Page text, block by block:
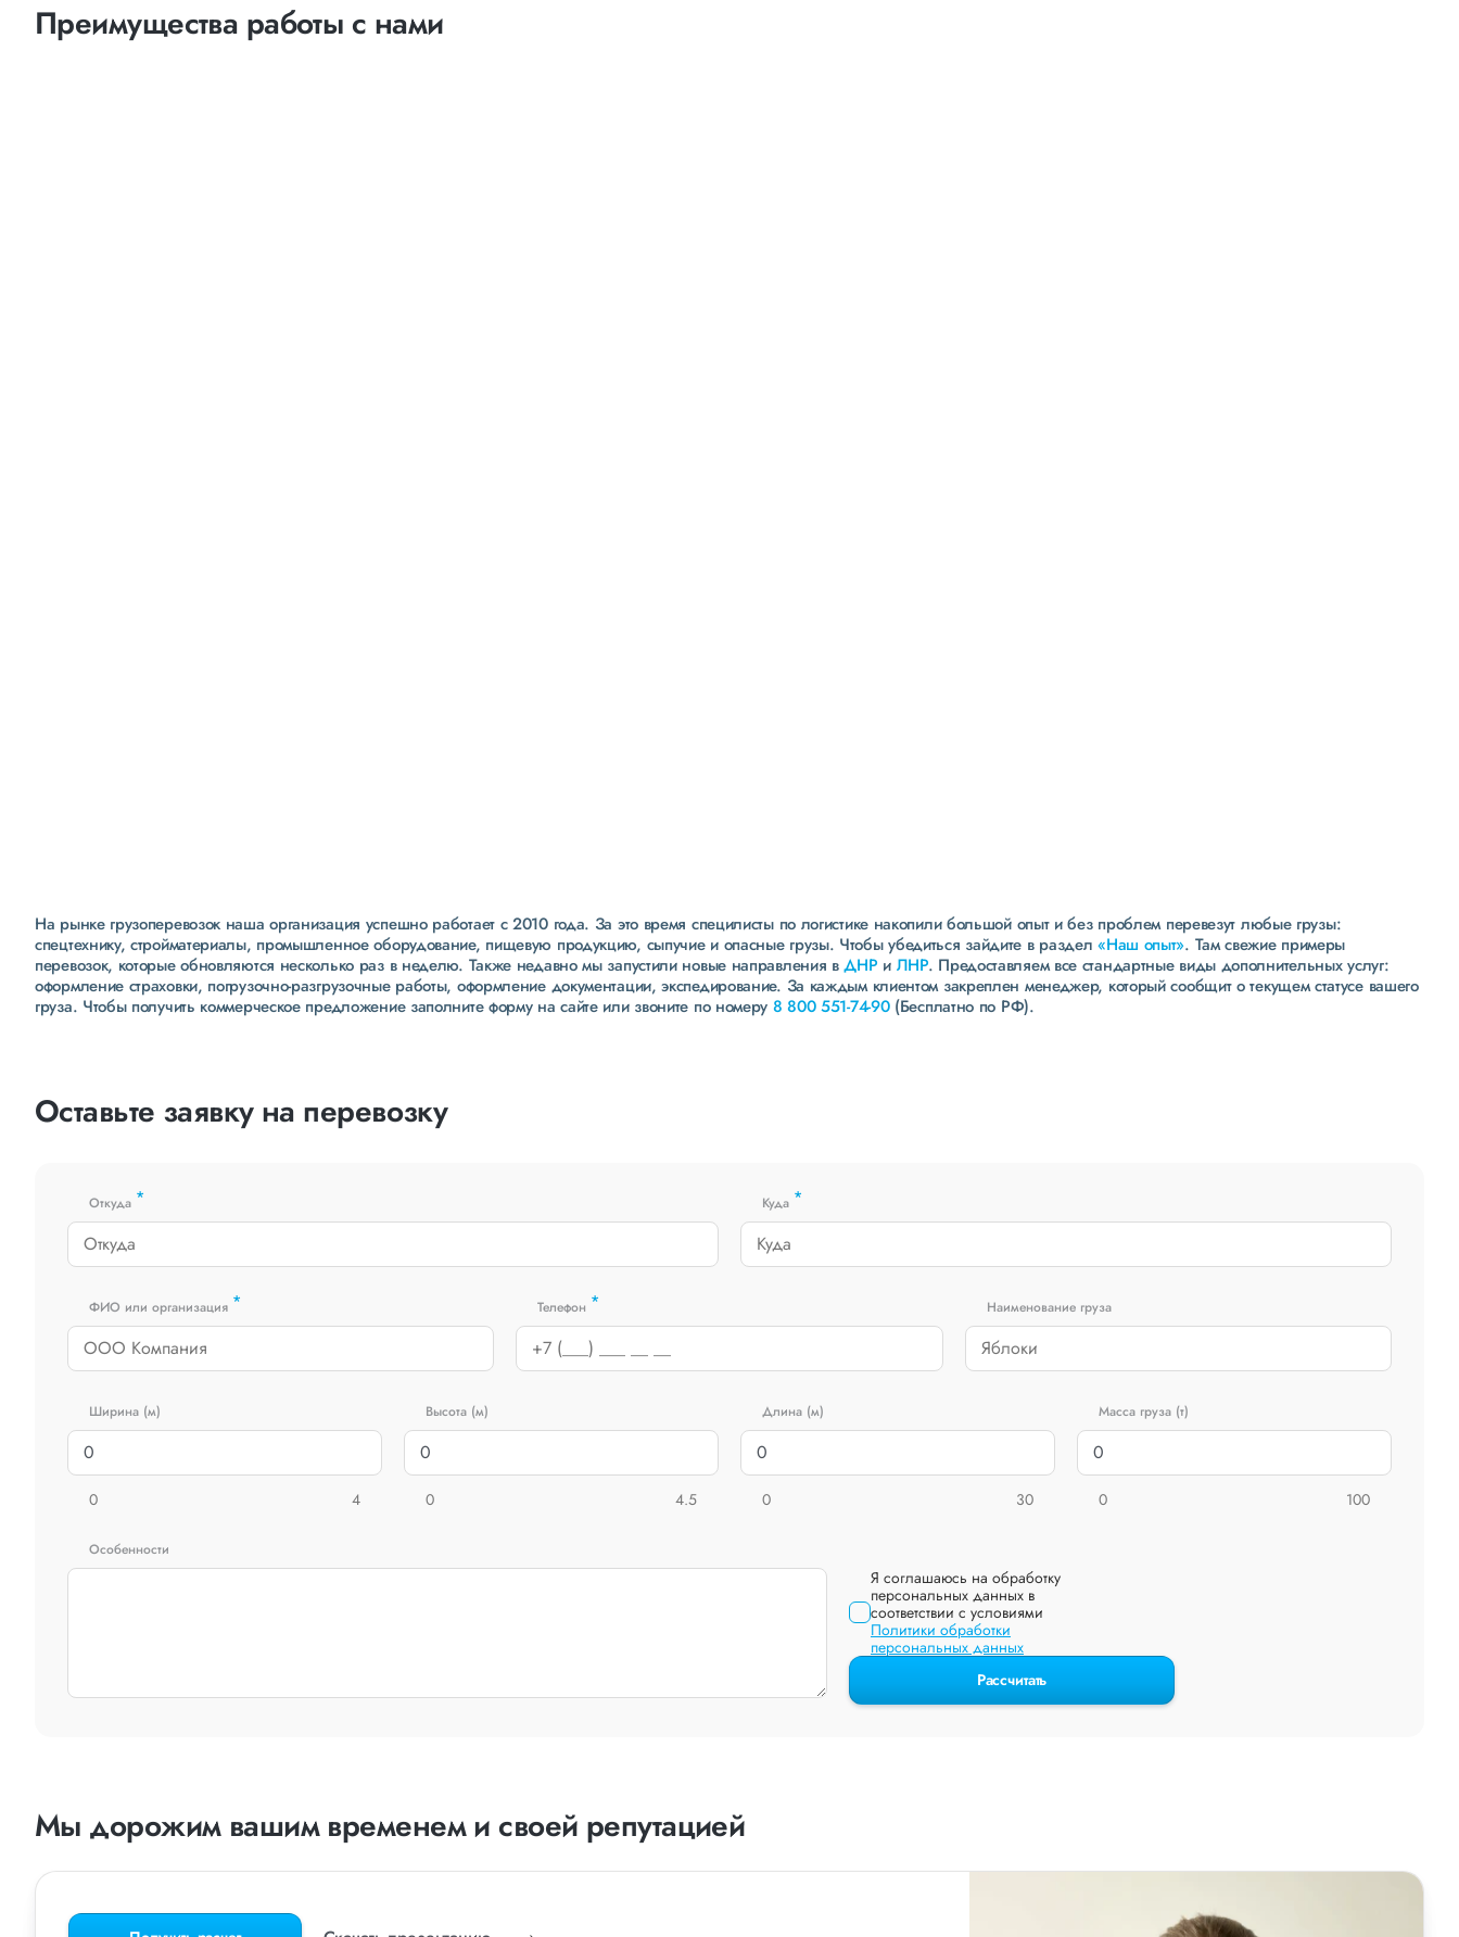
Преимущества работы с нами
На рынке грузоперевозок наша организация успешно работает с 2010 года. За это время специлисты по логистике накопили большой опыт и без проблем перевезут любые грузы:
спецтехнику, стройматериалы, промышленное оборудование, пищевую продукцию, сыпучие и опасные грузы. Чтобы убедиться зайдите в раздел«Наш опыт». Там свежие примеры
перевозок, которые обновляются несколько раз в неделю. Также недавно мы запустили новые направления вДНР и ЛНР. Предоставляем все стандартные виды дополнительных услуг:
оформление страховки, погрузочно-разгрузочные работы, оформление документации, экспедирование. За каждым клиентом закреплен менеджер, который сообщит о текущем статусе вашего
груза. Чтобы получить коммерческое предложение заполните форму на сайте или звоните по номеру 8 800 551-74-90(Бесплатно по РФ).
Оставьте заявку на перевозку
Откуда * Куда *
ФИО или организация * Телефон * Наименование груза
Ширина (м)
0 4
Высота (м)
0 4.5
Длина (м)
0 30
Масса груза (т)
0 100
Особенности
Я соглашаюсь на обработку
персональных данных в
соответствии с условиями
Политики обработки
персональных данных
Рассчитать
Мы дорожим вашим временем и своей репутацией